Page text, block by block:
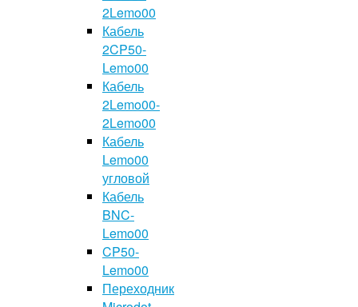
2Lemo00
Кабель
2CP50-
Lemo00
Кабель
2Lemo00-
2Lemo00
Кабель
Lemo00
угловой
Кабель
BNC-
Lemo00
CP50-
Lemo00
Переходник